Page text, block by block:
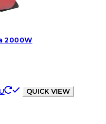
2000W
QUICK VIEW